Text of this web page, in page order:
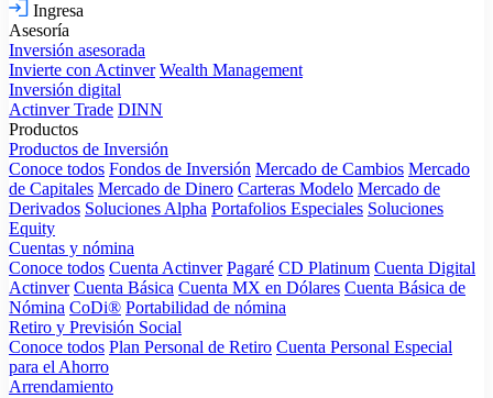
Ingresa
Asesoría
Inversión asesorada
Invierte con Actinver Wealth Management
Inversión digital
Actinver Trade DINN
Productos
Productos de Inversión
Conoce todos Fondos de Inversión Mercado de Cambios Mercado
de Capitales Mercado de Dinero Carteras Modelo Mercado de
Derivados Soluciones Alpha Portafolios Especiales Soluciones
Equity
Cuentas y nómina
Conoce todos Cuenta Actinver Pagaré CD Platinum Cuenta Digital
Actinver Cuenta Básica Cuenta MX en Dólares Cuenta Básica de
Nómina CoDi® Portabilidad de nómina
Retiro y Previsión Social
Conoce todos Plan Personal de Retiro Cuenta Personal Especial
para el Ahorro
Arrendamiento